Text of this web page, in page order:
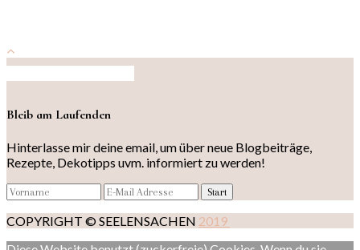
Bleib am Laufenden
Hinterlasse mir deine email, um über neue Blogbeiträge,
Rezepte, Dekotipps uvm. informiert zu werden!
COPYRIGHT © SEELENSACHEN 2019